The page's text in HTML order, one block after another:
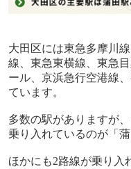
大田区には東急多摩川線
線、東急東横線、東急
ール、京浜急行空港線
ています。
多数の駅がありますが
乗り入れているのが「
ほかにも2路線が乗り入